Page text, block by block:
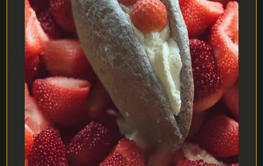
VALRHONA CHOCOLADE GROOTBROOD